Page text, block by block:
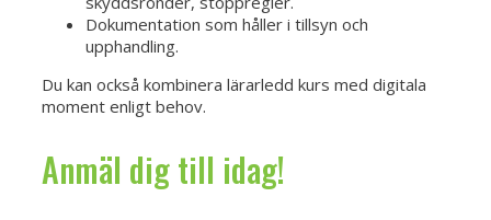
Dokumentation som håller i tillsyn och
upphandling.
Du kan också kombinera lärarledd kurs med digitala
moment enligt behov.
Anmäl dig till idag!